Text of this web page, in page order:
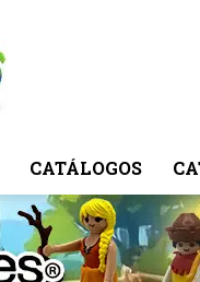
CATÁLOGOS